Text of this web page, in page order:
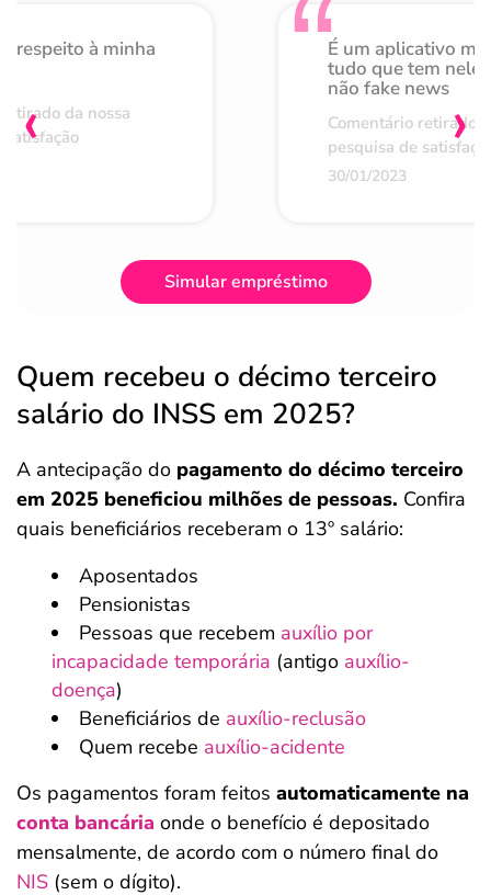
respeito à minha
da nossa
É um aplicativo
tudo que tem nele
não fake news
Comentário retirado
pesquisa de
30/01/2023
‹ ›
Simular empréstimo
Quem recebeu o décimo terceiro
salário do INSS em 2025?
A antecipação do pagamento do décimo terceiro
em 2025 beneficiou milhões de pessoas. Confira
quais beneficiários receberam o 13º salário:
Aposentados
Pensionistas
Pessoas que recebem auxílio por
incapacidade temporária (antigo auxílio-
doença)
Beneficiários de auxílio-reclusão
Quem recebe auxílio-acidente
Os pagamentos foram feitos automaticamente na
conta bancária onde o benefício é depositado
mensalmente, de acordo com o número final do
NIS (sem o dígito).